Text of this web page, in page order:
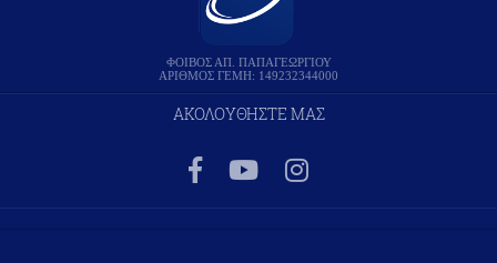
ΦΟΙΒΟΣ ΑΠ. ΠΑΠΑΓΕΩΡΓΙΟΥ
ΑΡΙΘΜΟΣ ΓΕΜΗ: 149232344000
ΑΚΟΛΟΥΘΗΣΤΕ ΜΑΣ